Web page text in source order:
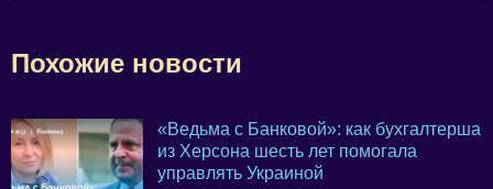
Похожие новости
«Ведьма с Банковой»: как бухгалтерша
из Херсона шесть лет помогала
управлять Украиной